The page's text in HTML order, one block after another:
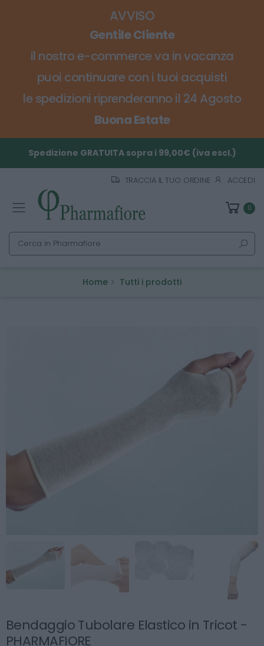
AVVISO
Gentile Cliente
il nostro e-commerce va in vacanza
puoi continuare con i tuoi acquisti
le spedizioni riprenderanno il 24 Agosto
Buona Estate
Spedizione GRATUITA sopra i 99,00€ (iva escl.)
TRACCIA IL TUO ORDINE ACCEDI
Toggle mobile menu 0
Cerca
Home Tutti i prodotti
Bendaggio Tubolare Elastico in Tricot -
PHARMAFIORE